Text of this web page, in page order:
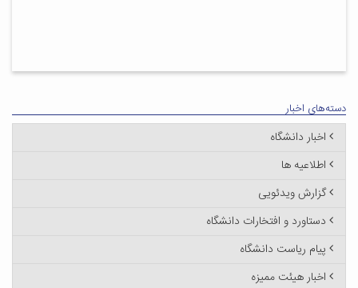
دسته‌های اخبار
اخبار دانشگاه
اطلاعیه ها
گزارش ویدئویی
دستاورد و افتخارات دانشگاه
پیام ریاست دانشگاه
اخبار هیئت ممیزه